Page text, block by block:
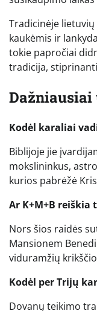
Tradicinėje
kaukėmis ir
tokie papročiai
tradicija,
Kodėl karaliai
Biblijoje jie
mokslininkus,
kurios pabrėžė
Ar K+M+B
Nors šios raidės
Mansionem
viduramžių
Kodėl per Trijų
Dovanų teikimo